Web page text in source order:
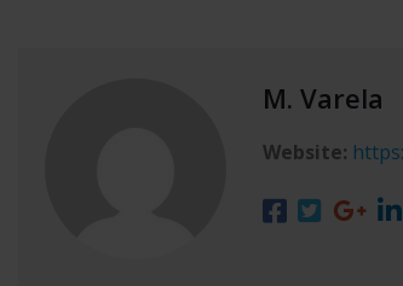
M. Varela
Website: